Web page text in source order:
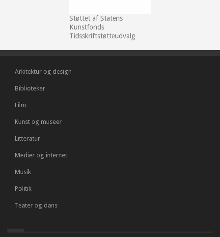
Støttet af Statens
Kunstfonds
Tidsskriftstøtteudvalg
Arkitektur og design
Biblioteker
Film
Kunst og museer
Litteratur
Medier og internet
Musik
Politik
Teater og dans